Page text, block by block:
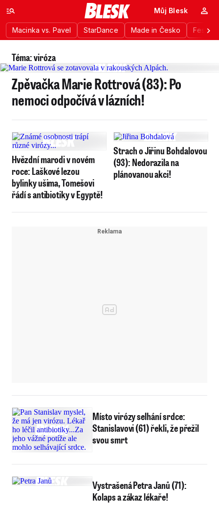
Macinka vs. Pavel StarDance Made in Česko
Můj Blesk
Téma: viróza
Zpěvačka Marie Rottrová (83): Po
nemoci odpočívá v lázních!
Hvězdní marodi v novém
roce: Laškové lezou
bylinky ušima, Tomešovi
řádí s antibiotiky v Egyptě!
Strach o Jiřinu Bohdalovou
(93): Nedorazila na
plánovanou akci!
Místo virózy selhání srdce:
Stanislavovi (61) řekli, že přežil
svou smrt
Vystrašená Petra Janů (71):
Kolaps a zákaz lékaře!